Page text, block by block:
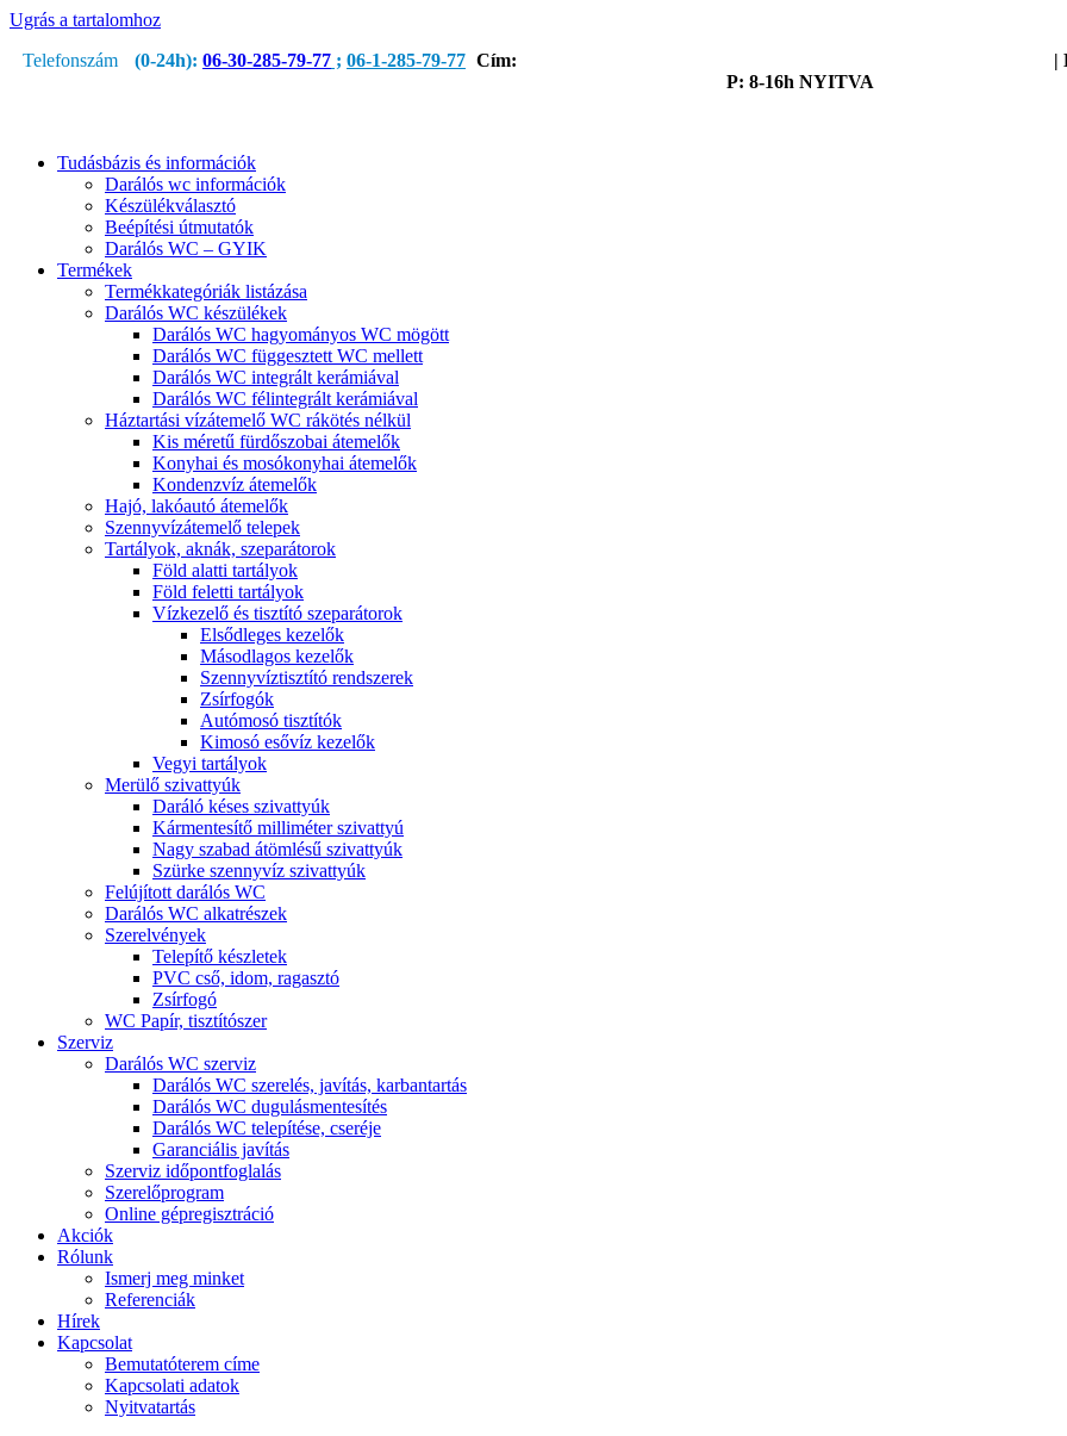
Ugrás a tartalomhoz
Telefonszám
(0-24h): 06-30-285-79-77 ; 06-1-285-79-77 Cím: |
P: 8-16h NYITVA
Tudásbázis és információk
Darálós wc információk
Készülékválasztó
Beépítési útmutatók
Darálós WC – GYIK
Termékek
Termékkategóriák listázása
Darálós WC készülékek
Darálós WC hagyományos WC mögött
Darálós WC függesztett WC mellett
Darálós WC integrált kerámiával
Darálós WC félintegrált kerámiával
Háztartási vízátemelő WC rákötés nélkül
Kis méretű fürdőszobai átemelők
Konyhai és mosókonyhai átemelők
Kondenzvíz átemelők
Hajó, lakóautó átemelők
Szennyvízátemelő telepek
Tartályok, aknák, szeparátorok
Föld alatti tartályok
Föld feletti tartályok
Vízkezelő és tisztító szeparátorok
Elsődleges kezelők
Másodlagos kezelők
Szennyvíztisztító rendszerek
Zsírfogók
Autómosó tisztítók
Kimosó esővíz kezelők
Vegyi tartályok
Merülő szivattyúk
Daráló késes szivattyúk
Kármentesítő milliméter szivattyú
Nagy szabad átömlésű szivattyúk
Szürke szennyvíz szivattyúk
Felújított darálós WC
Darálós WC alkatrészek
Szerelvények
Telepítő készletek
PVC cső, idom, ragasztó
Zsírfogó
WC Papír, tisztítószer
Szerviz
Darálós WC szerviz
Darálós WC szerelés, javítás, karbantartás
Darálós WC dugulásmentesítés
Darálós WC telepítése, cseréje
Garanciális javítás
Szerviz időpontfoglalás
Szerelőprogram
Online gépregisztráció
Akciók
Rólunk
Ismerj meg minket
Referenciák
Hírek
Kapcsolat
Bemutatóterem címe
Kapcsolati adatok
Nyitvatartás